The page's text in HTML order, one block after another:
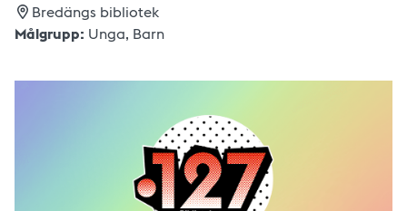
Bredängs bibliotek
Målgrupp: Unga, Barn